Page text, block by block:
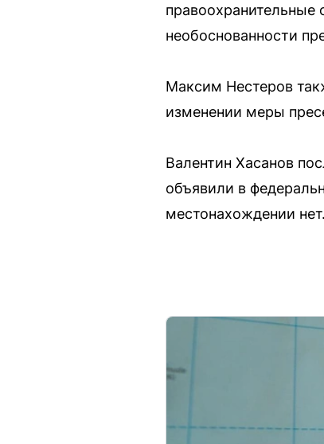
правоохранительные
необоснованности
Максим Нестеров
изменении меры
Валентин Хасанов
объявили в
местонахождении нет.